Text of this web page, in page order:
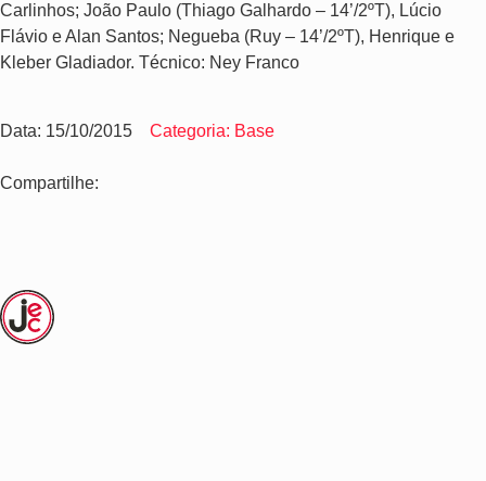
Carlinhos; João Paulo (Thiago Galhardo – 14’/2ºT), Lúcio
Flávio e Alan Santos; Negueba (Ruy – 14’/2ºT), Henrique e
Kleber Gladiador. Técnico: Ney Franco
Data: 15/10/2015 Categoria: Base
Compartilhe: